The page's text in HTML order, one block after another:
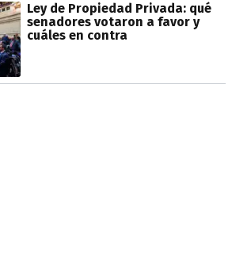
Ley de Propiedad Privada: qué
senadores votaron a favor y
cuáles en contra